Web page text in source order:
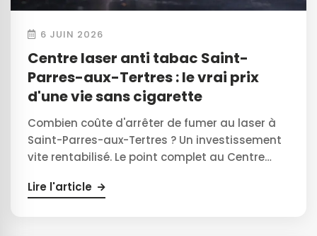
6 JUIN 2026
Centre laser anti tabac Saint-
Parres-aux-Tertres : le vrai prix
d'une vie sans cigarette
Combien coûte d'arrêter de fumer au laser à
Saint-Parres-aux-Tertres ? Un investissement
vite rentabilisé. Le point complet au Centre…
Lire l'article